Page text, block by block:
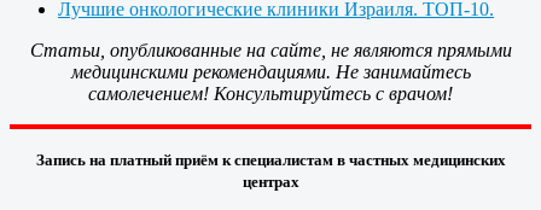
Лучшие онкологические клиники Израиля. ТОП-10.
Статьи, опубликованные на сайте, не являются прямыми
медицинскими рекомендациями. Не занимайтесь
самолечением! Консультируйтесь с врачом!
Запись на платный приём к специалистам в частных медицинских
центрах